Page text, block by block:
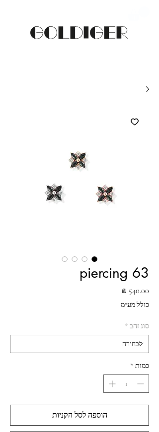
piercing 63
כולל מע״מ
סוג זהב *
כמות *
הוספה לסל הקניות